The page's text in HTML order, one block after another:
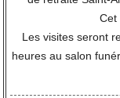
Cet
Les visites seront
heures au salon